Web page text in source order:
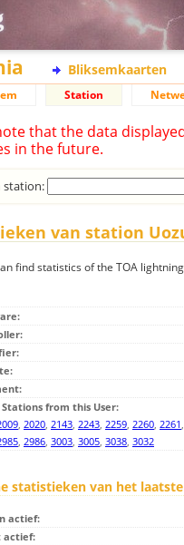
Bliksemkaarten
Station
that the data
in the future.
station:
van station
find statistics of the TOA
from this User:
, 2020, 2143, 2243, 2259, 2260, 2261
, 2986, 3003, 3005, 3038, 3032
statistieken van het
actief:
actief: